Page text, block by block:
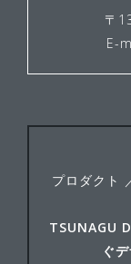
〒
E-
プロダクト
TSUNAGU
ぐ